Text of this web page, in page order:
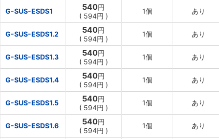
G-SUS-ESDS1 540円
( 594円 )
1個 あり
G-SUS-ESDS1.2 540円
( 594円 )
1個 あり
G-SUS-ESDS1.3 540円
( 594円 )
1個 あり
G-SUS-ESDS1.4 540円
( 594円 )
1個 あり
G-SUS-ESDS1.5 540円
( 594円 )
1個 あり
G-SUS-ESDS1.6 540円
( 594円 )
1個 あり